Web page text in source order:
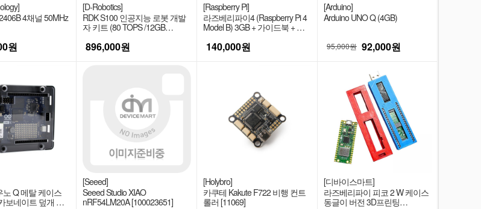
4채널 50MHz
원
[D-Robotics]
RDK S100 인공지능 로봇 개발
자 키트 (80 TOPS /12GB
896,000원
[Raspberry Pi]
라즈베리파이4 (Raspberry Pi 4
Model B) 3GB + 가이드북 + 방
140,000원
[Arduino]
Arduino UNO Q (4GB)
95,000원 92,000원
노 Q 메탈 케이스
보네이트 덮개 포
[Seeed]
Seeed Studio XIAO
nRF54LM20A [100023651]
[Holybro]
카쿠테 Kakute F722 비행 컨트
롤러 [11069]
[디바이스마트]
라즈베리파이 피코 2 W 케이스
동글이 버전 3D프린팅